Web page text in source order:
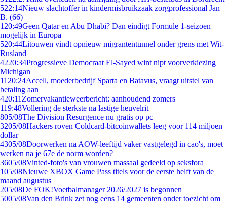
522:14Nieuw slachtoffer in kindermisbruikzaak zorgprofessional Jan
B. (66)
1 20:49Geen Qatar en Abu Dhabi? Dan eindigt Formule 1-seizoen
mogelijk in Europa
520:44Litouwen vindt opnieuw migrantentunnel onder grens met Wit-
Rusland
4220:34Progressieve Democraat El-Sayed wint nipt voorverkiezing
Michigan
11 20:24Accell, moederbedrijf Sparta en Batavus, vraagt uitstel van
betaling aan
420:11 Zomervakantieweerbericht: aanhoudend zomers
119:48Vollering de sterkste na lastige heuvelrit
805/08The Division Resurgence nu gratis op pc
3205/08Hackers roven Coldcard-bitcoinwallets leeg voor 114 miljoen
dollar
4305/08Doorwerken na AOW-leeftijd vaker vastgelegd in cao's, moet
werken na je 67e de norm worden?
3605/08Vinted-foto's van vrouwen massaal gedeeld op seksfora
105/08Nieuwe XBOX Game Pass titels voor de eerste helft van de
maand augustus
205/08De FOK!Voetbalmanager 2026/2027 is begonnen
5005/08Van den Brink zet nog eens 14 gemeenten onder toezicht om